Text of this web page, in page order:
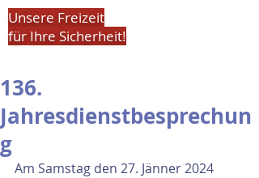
Unsere Freizeit
für Ihre Sicherheit!
136.
Jahresdienstbesprechun
g
Am Samstag den 27. Jänner 2024